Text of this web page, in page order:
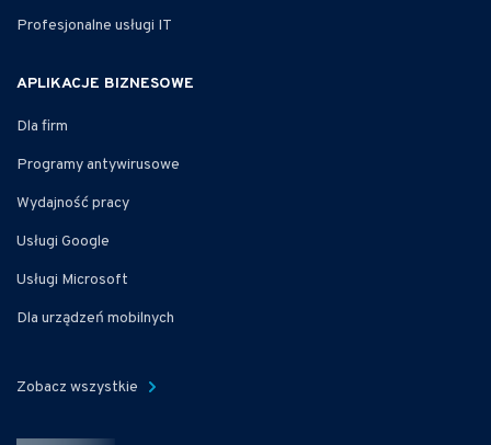
Profesjonalne usługi IT
APLIKACJE BIZNESOWE
Dla firm
Programy antywirusowe
Wydajność pracy
Usługi Google
Usługi Microsoft
Dla urządzeń mobilnych
Zobacz wszystkie